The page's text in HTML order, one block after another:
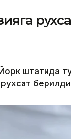
штатида
берилди.